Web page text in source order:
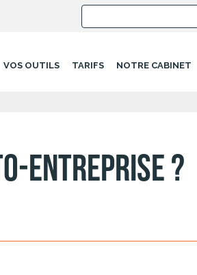
VOS OUTILS TARIFS NOTRE CABINET
entreprise ?